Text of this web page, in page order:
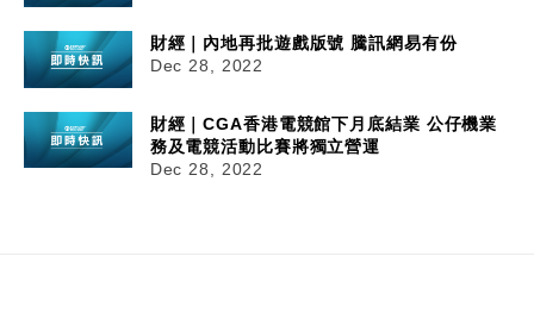
財經｜內地再批遊戲版號 騰訊網易有份
Dec 28, 2022
財經｜CGA香港電競館下月底結業 公仔機業
務及電競活動比賽將獨立營運
Dec 28, 2022